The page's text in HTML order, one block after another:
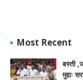
Most Recent
बस्ती
मुद्दाः